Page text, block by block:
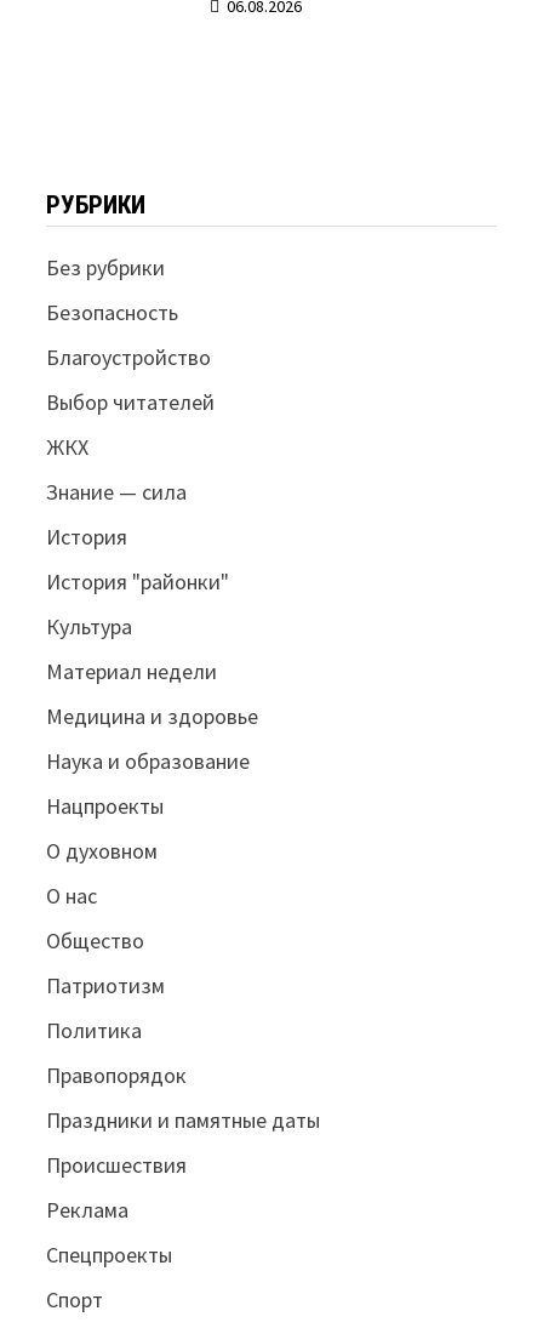
06.08.2026
РУБРИКИ
Без рубрики
Безопасность
Благоустройство
Выбор читателей
ЖКХ
Знание — сила
История
История "районки"
Культура
Материал недели
Медицина и здоровье
Наука и образование
Нацпроекты
О духовном
О нас
Общество
Патриотизм
Политика
Правопорядок
Праздники и памятные даты
Происшествия
Реклама
Спецпроекты
Спорт